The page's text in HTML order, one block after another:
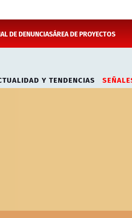
DE DENUNCIASÁREA DE PROYECTOS
Y TENDENCIAS